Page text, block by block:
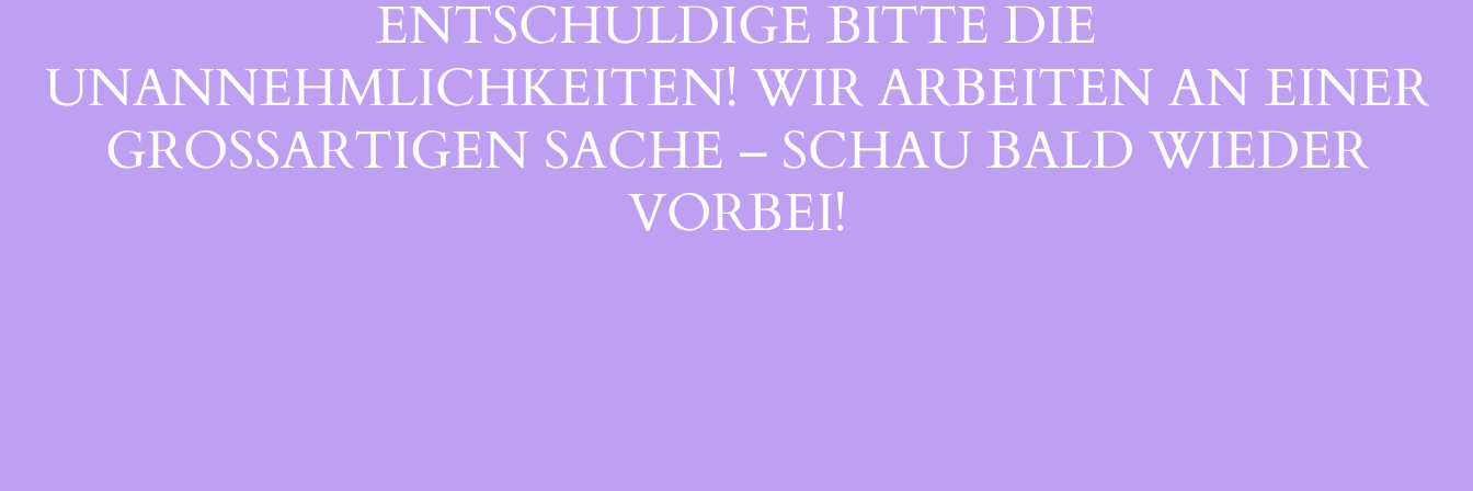
ENTSCHULDIGE BITTE DIE
UNANNEHMLICHKEITEN! WIR ARBEITEN AN EINER
GROSSARTIGEN SACHE – SCHAU BALD WIEDER V
ORBEI!